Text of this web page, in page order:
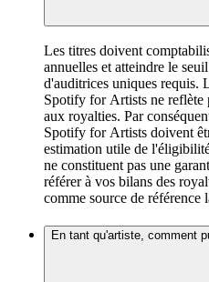
Les titres doivent
annuelles et atteindre le
d'auditrices uniques requis.
Spotify for Artists ne reflète
aux royalties. Par
Spotify for Artists doivent
estimation utile de
ne constituent pas une
référer à vos bilans des
comme source de référence
En tant qu'artiste, comment